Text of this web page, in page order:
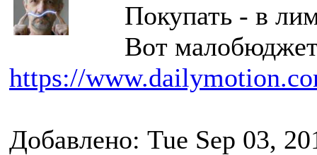
Покупать - в
Вот
https://
Добавлено: Tue Sep 03,